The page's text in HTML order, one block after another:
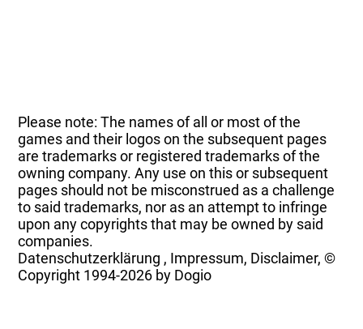
Please note: The names of all or most of the
games and their logos on the subsequent pages
are trademarks or registered trademarks of the
owning company. Any use on this or subsequent
pages should not be misconstrued as a challenge
to said trademarks, nor as an attempt to infringe
upon any copyrights that may be owned by said
companies.
Datenschutzerklärung , Impressum, Disclaimer, ©
Copyright 1994-2026 by Dogio